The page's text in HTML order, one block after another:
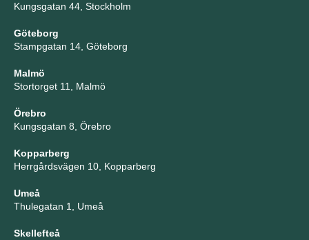
Kungsgatan 44, Stockholm
Göteborg
Stampgatan 14, Göteborg
Malmö
Stortorget 11, Malmö
Örebro
Kungsgatan 8, Örebro
Kopparberg
Herrgårdsvägen 10, Kopparberg
Umeå
Thulegatan 1, Umeå
Skellefteå